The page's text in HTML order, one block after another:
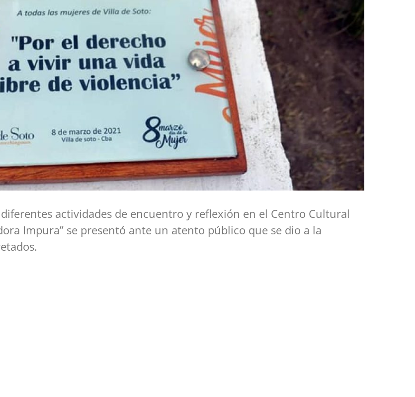
actividades de encuentro y reflexión en el Centro Cultural
Impura” se presentó ante un atento público que se dio a la